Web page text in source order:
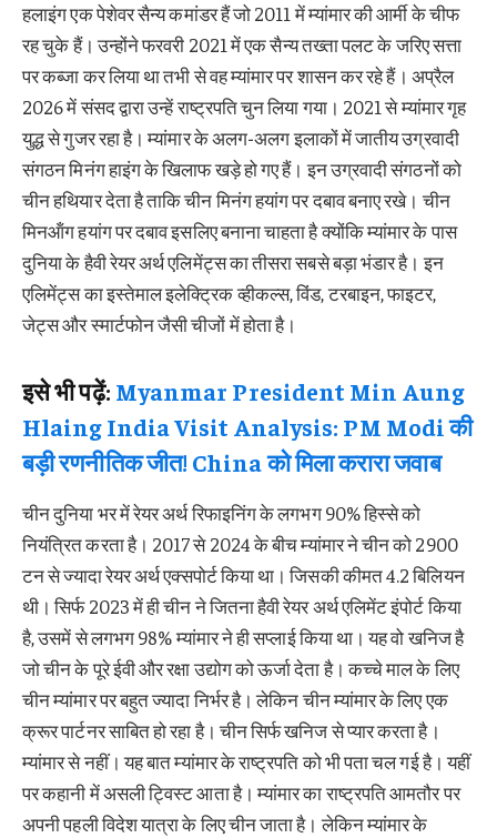
हलाइंग एक पेशेवर सैन्य कमांडर हैं जो 2011 में म्यांमार की आर्मी के चीफ
रह चुके हैं। उन्होंने फरवरी 2021 में एक सैन्य तख्ता पलट के जरिए सत्ता
पर कब्जा कर लिया था तभी से वह म्यांमार पर शासन कर रहे हैं। अप्रैल
2026 में संसद द्वारा उन्हें राष्ट्रपति चुन लिया गया। 2021 से म्यांमार गृह
युद्ध से गुजर रहा है। म्यांमार के अलग-अलग इलाकों में जातीय उग्रवादी
संगठन मिनंग हाइंग के खिलाफ खड़े हो गए हैं। इन उग्रवादी संगठनों को
चीन हथियार देता है ताकि चीन मिनंग हयांग पर दबाव बनाए रखे। चीन
मिनऑंग हयांग पर दबाव इसलिए बनाना चाहता है क्योंकि म्यांमार के पास
दुनिया के हैवी रेयर अर्थ एलिमेंट्स का तीसरा सबसे बड़ा भंडार है। इन
एलिमेंट्स का इस्तेमाल इलेक्ट्रिक व्हीकल्स, विंड, टरबाइन, फाइटर,
जेट्स और स्मार्टफोन जैसी चीजों में होता है।
इसे भी पढ़ें: Myanmar President Min Aung
Hlaing India Visit Analysis: PM Modi की
बड़ी रणनीतिक जीत! China को मिला करारा जवाब
चीन दुनिया भर में रेयर अर्थ रिफाइनिंग के लगभग 90% हिस्से को
नियंत्रित करता है। 2017 से 2024 के बीच म्यांमार ने चीन को 2900
टन से ज्यादा रेयर अर्थ एक्सपोर्ट किया था। जिसकी कीमत 4.2 बिलियन
थी। सिर्फ 2023 में ही चीन ने जितना हैवी रेयर अर्थ एलिमेंट इंपोर्ट किया
है, उसमें से लगभग 98% म्यांमार ने ही सप्लाई किया था। यह वो खनिज है
जो चीन के पूरे ईवी और रक्षा उद्योग को ऊर्जा देता है। कच्चे माल के लिए
चीन म्यांमार पर बहुत ज्यादा निर्भर है। लेकिन चीन म्यांमार के लिए एक
क्रूर पार्टनर साबित हो रहा है। चीन सिर्फ खनिज से प्यार करता है।
म्यांमार से नहीं। यह बात म्यांमार के राष्ट्रपति को भी पता चल गई है। यहीं
पर कहानी में असली ट्विस्ट आता है। म्यांमार का राष्ट्रपति आमतौर पर
अपनी पहली विदेश यात्रा के लिए चीन जाता है। लेकिन म्यांमार के